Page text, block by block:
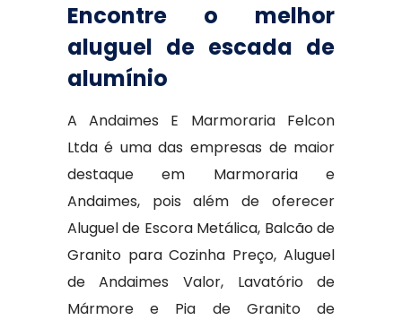
Encontre o melhor
aluguel de escada de
alumínio
A Andaimes E Marmoraria Felcon
Ltda é uma das empresas de maior
destaque em Marmoraria e
Andaimes, pois além de oferecer
Aluguel de Escora Metálica, Balcão de
Granito para Cozinha Preço, Aluguel
de Andaimes Valor, Lavatório de
Mármore e Pia de Granito de